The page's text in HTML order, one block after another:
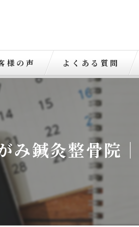
様の声 よくある質問
み鍼灸整骨院